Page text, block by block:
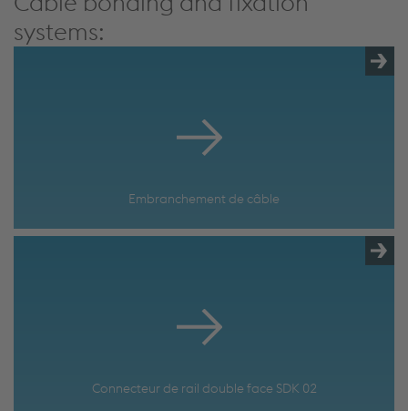
systems:
Embranchement de câble
Connecteur de rail double face SDK 02